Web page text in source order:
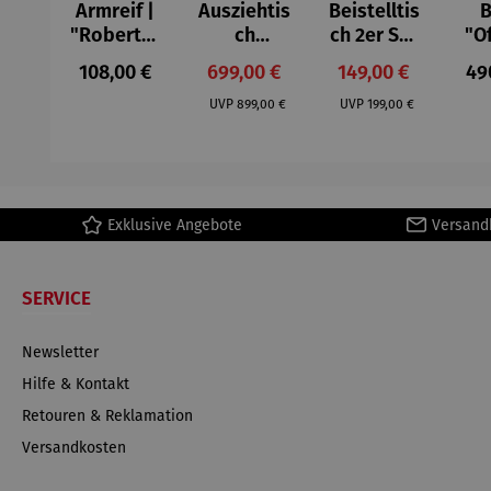
Armreif |
"Roberta"
– Anna
Mütz
Regulärer Preis:
108,00 €
Ausziehtis
ch
Aluminium
– Valor
Verkaufspreis:
699,00 €
UVP Regulärer Preis:
899,00 €
Beistelltis
ch 2er Set
– Dalias
Verkaufspreis:
149,00 €
UVP Regulärer Preis:
199,00 €
Exklusive Angebote
SERVICE
Newsletter
Hilfe & Kontakt
Retouren & Reklamation
Versandkosten